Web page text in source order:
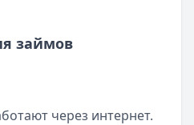
займов
через интернет.